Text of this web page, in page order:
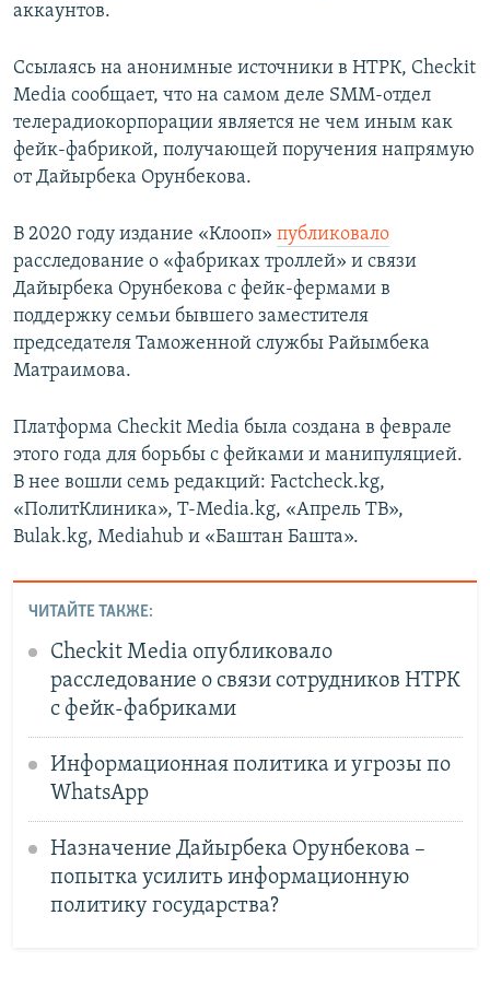
аккаунтов.
Ссылаясь на анонимные источники в НТРК, Checkit
Media сообщает, что на самом деле SMM-отдел
телерадиокорпорации является не чем иным как
фейк-фабрикой, получающей поручения напрямую
от Дайырбека Орунбекова.
В 2020 году издание «Клооп» публиковало
расследование о «фабриках троллей» и связи
Дайырбека Орунбекова с фейк-фермами в
поддержку семьи бывшего заместителя
председателя Таможенной службы Райымбека
Матраимова.
Платформа Checkit Media была создана в феврале
этого года для борьбы с фейками и манипуляцией.
В нее вошли семь редакций: Factcheck.kg,
«ПолитКлиника», T-Media.kg, «Апрель ТВ»,
Bulak.kg, Mediahub и «Баштан Башта».
ЧИТАЙТЕ ТАКЖЕ:
Checkit Media опубликовало
расследование о связи сотрудников НТРК
с фейк-фабриками
Информационная политика и угрозы по
WhatsApp
Назначение Дайырбека Орунбекова –
попытка усилить информационную
политику государства?